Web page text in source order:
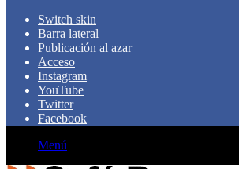
Switch skin
Barra lateral
Publicación al azar
Acceso
Instagram
YouTube
Twitter
Facebook
Menú